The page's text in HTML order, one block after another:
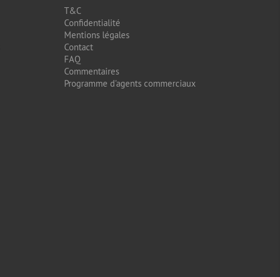
T&C
Confidentialité
Mentions légales
Contact
FAQ
Commentaires
Programme d'agents commerciaux